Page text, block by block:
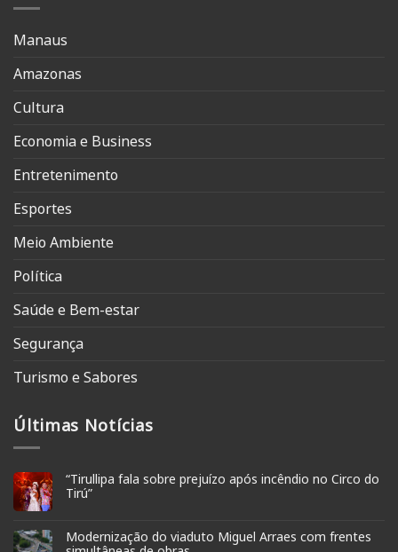
Manaus
Amazonas
Cultura
Economia e Business
Entretenimento
Esportes
Meio Ambiente
Política
Saúde e Bem-estar
Segurança
Turismo e Sabores
Últimas Notícias
“Tirullipa fala sobre prejuízo após incêndio no Circo do
Tirú”
Modernização do viaduto Miguel Arraes com frentes